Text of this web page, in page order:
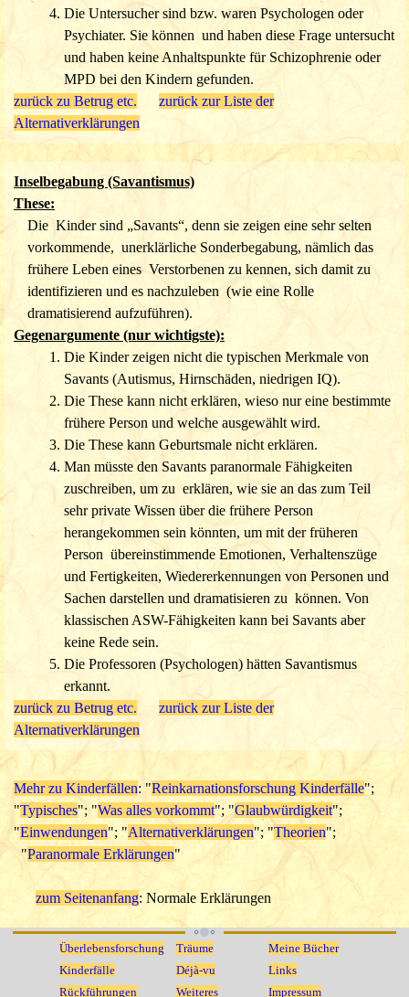
Die Untersucher sind bzw. waren Psychologen oder
Psychiater. Sie können und haben diese Frage untersucht
und haben keine Anhaltspunkte für Schizophrenie oder
MPD bei den Kindern gefunden.
zurück zu Betrug etc.
zurück zur Liste der
Alternativerklärungen
Inselbegabung (Savantismus)
These:
Die Kinder sind „Savants“, denn sie zeigen eine sehr selten
vorkommende, unerklärliche Sonderbegabung, nämlich das
frühere Leben eines Verstorbenen zu kennen, sich damit zu
identifizieren und es nachzuleben (wie eine Rolle
dramatisierend aufzuführen).
Gegenargumente (nur wichtigste):
Die Kinder zeigen nicht die typischen Merkmale von
Savants (Autismus, Hirnschäden, niedrigen IQ).
Die These kann nicht erklären, wieso nur eine bestimmte
frühere Person und welche ausgewählt wird.
Die These kann Geburtsmale nicht erklären.
Man müsste den Savants paranormale Fähigkeiten
zuschreiben, um zu erklären, wie sie an das zum Teil
sehr private Wissen über die frühere Person
herangekommen sein könnten, um mit der früheren
Person übereinstimmende Emotionen, Verhaltenszüge
und Fertigkeiten, Wiedererkennungen von Personen und
Sachen darstellen und dramatisieren zu können. Von
klassischen ASW-Fähigkeiten kann bei Savants aber
keine Rede sein.
Die Professoren (Psychologen) hätten Savantismus
erkannt.
zurück zu Betrug etc.
zurück zur Liste der
Alternativerklärungen
Mehr zu Kinderfällen: "Reinkarnationsforschung Kinderfälle";
"Typisches"; "Was alles vorkommt"; "Glaubwürdigkeit";
"Einwendungen"; "Alternativerklärungen"; "Theorien";
"Paranormale Erklärungen"
zum Seitenanfang: Normale Erklärungen
Überlebensforschung
Kinderfälle
Rückführungen
Träume
Déjà-vu
Weiteres
Meine Bücher
Links
Impressum